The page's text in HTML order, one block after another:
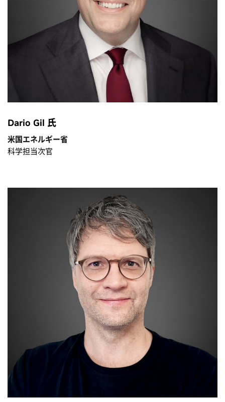
Dario Gil 氏
米国エネルギー省
科学担当次官